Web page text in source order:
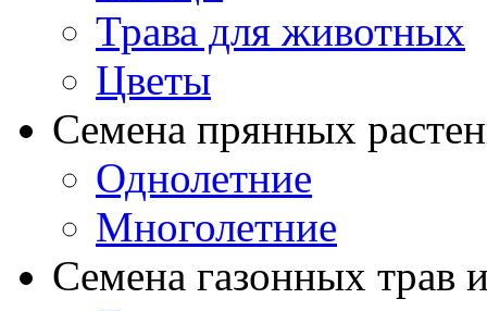
Трава для животных
Цветы
Семена прянных
Однолетние
Многолетние
Семена газонных трав